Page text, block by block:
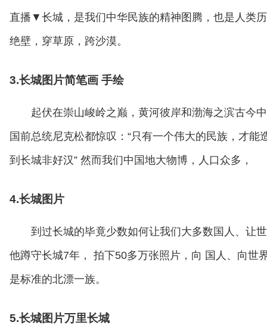
直播▼长城，是我们中华民族的精神图腾，也是人类
绝壁，穿草原，跨沙漠。
3.长城图片简笔画 手绘
起伏在崇山峻岭之巅，黄河彼岸和渤海之滨古今
国前总统尼克松都惊叹：“只有一个伟大的民族，才能
到长城非好汉” 然而我们中国地大物博，人口众多，
4.长城图片
到过长城的毕竟少数如何让我们大多数国人、让
他蹲守长城7年， 拍下50多万张照片，向 国人、向世
是标准的北漂一族。
5.长城图片万里长城